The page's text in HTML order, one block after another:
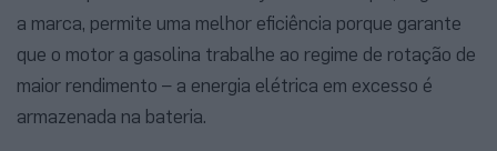
a marca, permite uma melhor eficiência porque garante
que o motor a gasolina trabalhe ao regime de rotação de
maior rendimento – a energia elétrica em excesso é
armazenada na bateria.